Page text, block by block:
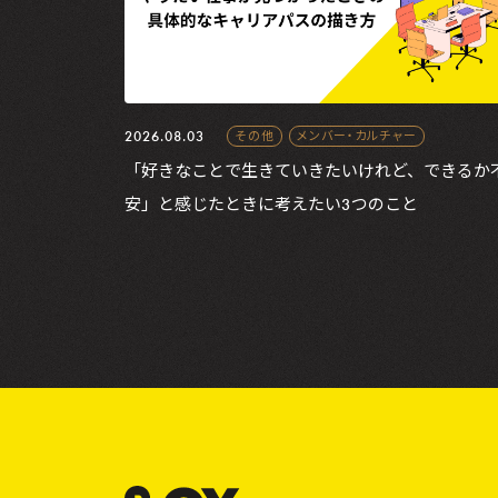
2026.08.03 その他 メンバー・カルチャー
「好きなことで生きていきたいけれど、できるか
安」と感じたときに考えたい3つのこと